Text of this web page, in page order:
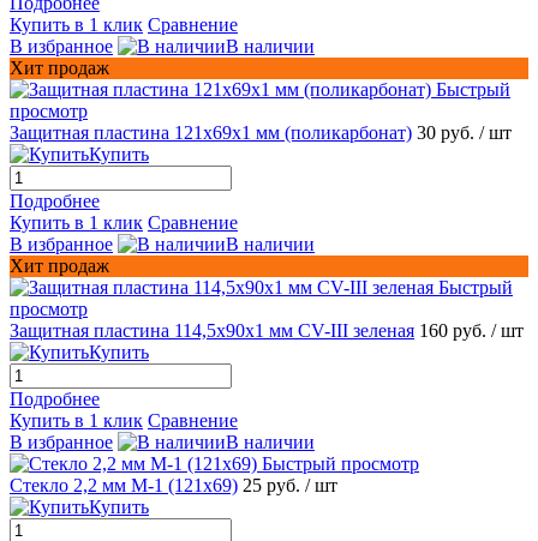
Купить в 1 клик Сравнение
В избранное
В наличии
Хит продаж
Быстрый
просмотр
Защитная пластина 121х69x1 мм (поликарбонат) 30 руб. / шт
Купить
Подробнее
Купить в 1 клик Сравнение
В избранное
В наличии
Хит продаж
Быстрый
просмотр
Защитная пластина 114,5х90х1 мм CV-III зеленая 160 руб. / шт
Купить
Подробнее
Купить в 1 клик Сравнение
В избранное
В наличии
Быстрый просмотр
Стекло 2,2 мм М-1 (121х69) 25 руб. / шт
Купить